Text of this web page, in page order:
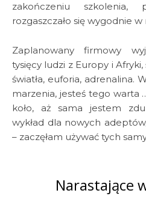
zakończeniu szkolenia,
rozgaszczało się wygodnie
Zaplanowany firmowy
tysięcy ludzi z Europy i
światła, euforia, adrenalina.
marzenia, jesteś tego warta
koło, aż sama jestem
wykład dla nowych
– zaczęłam używać tych
Narastające